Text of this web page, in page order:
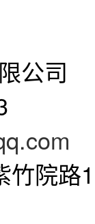
公司
竹院路